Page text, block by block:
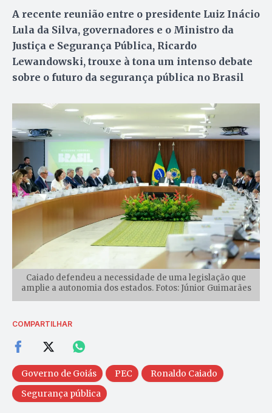
A recente reunião entre o presidente Luiz Inácio
Lula da Silva, governadores e o Ministro da
Justiça e Segurança Pública, Ricardo
Lewandowski, trouxe à tona um intenso debate
sobre o futuro da segurança pública no Brasil
Caiado defendeu a necessidade de uma legislação que
amplie a autonomia dos estados. Fotos: Júnior Guimarães
COMPARTILHAR
Governo de Goiás PEC
Ronaldo Caiado
Segurança pública